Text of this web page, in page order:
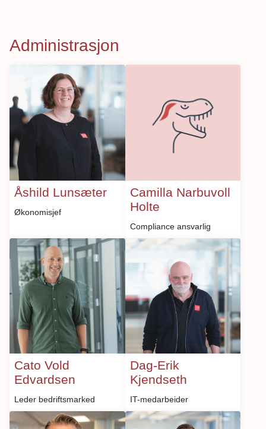
Administrasjon
Åshild Lunsæter
Økonomisjef
Camilla Narbuvoll
Holte
Compliance ansvarlig
Cato Vold
Edvardsen
Leder bedriftsmarked
Dag-Erik
Kjendseth
IT-medarbeider